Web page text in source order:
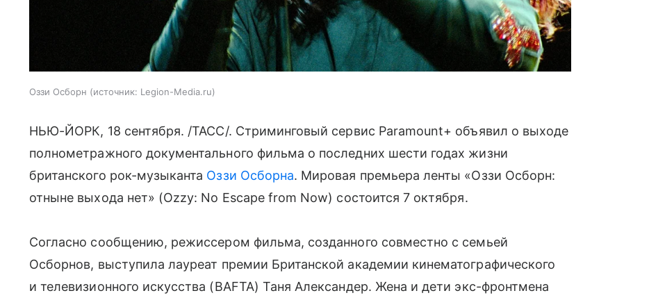
Оззи Осборн источник: Legion-Media.ru
НЬЮ-ЙОРК, 18 сентября. /ТАСС/. Стриминговый сервис Paramount+ объявил о выходе
полнометражного документального фильма о последних шести годах жизни
британского рок-музыканта Оззи Осборна. Мировая премьера ленты «Оззи Осборн:
отныне выхода нет» (Ozzy: No Escape from Now) состоится 7 октября.
Согласно сообщению, режиссером фильма, созданного совместно с семьей
Осборнов, выступила лауреат премии Британской академии кинематографического
и телевизионного искусства (BAFTA) Таня Александер. Жена и дети экс-фронтмена